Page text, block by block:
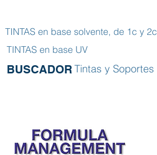
TINTAS en base solvente, de 1c y 2c
TINTAS en base UV
BUSCADOR Tintas y Soportes